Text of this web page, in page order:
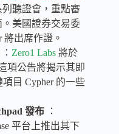
聽證會，重點審
美國證券交易委
將出席作證。
： Zero1 Labs 將於
項公告將揭示其即
目 Cypher 的一些
發布
：
平台上推出其下